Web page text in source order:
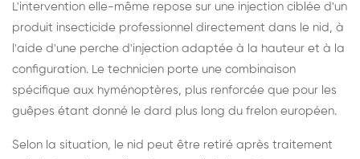
L'intervention elle-même repose sur une injection ciblée d'un
produit insecticide professionnel directement dans le nid, à
l'aide d'une perche d'injection adaptée à la hauteur et à la
configuration. Le technicien porte une combinaison
spécifique aux hyménoptères, plus renforcée que pour les
guêpes étant donné le dard plus long du frelon européen.
Selon la situation, le nid peut être retiré après traitement